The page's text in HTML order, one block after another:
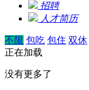
招聘
人才简历
不限 包吃 包住 双休
正在加载
没有更多了